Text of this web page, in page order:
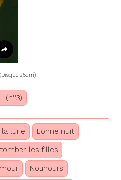
25cm)
(n°3)
la lune Bonne nuit
tomber les filles
Nounours